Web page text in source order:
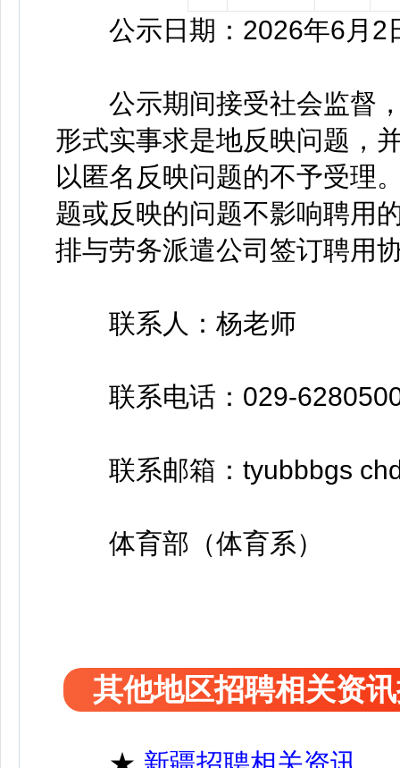
公示日期：2026年6月2
公示期间接受社会监督，
形式实事求是地反映问题，
以匿名反映问题的不予受理
题或反映的问题不影响聘用
排与劳务派遣公司签订聘用
联系人：杨老师
联系电话：029-
联系邮箱：tyubbbgs
体育部（体育系）
其他地区招聘相关资